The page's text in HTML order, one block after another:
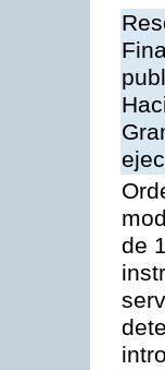
de